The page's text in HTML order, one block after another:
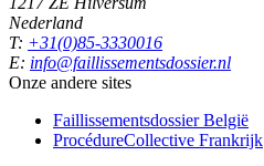
Nederland
T: +31(0)85-3330016
E: info@faillissementsdossier.nl
Onze andere sites
Faillissementsdossier België
ProcédureCollective Frankrijk